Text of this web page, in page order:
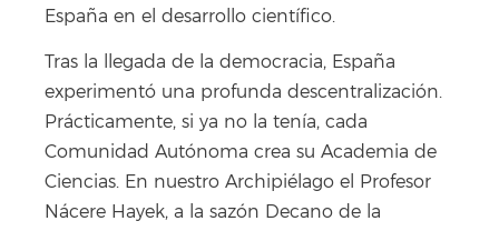
España en el desarrollo científico.
Tras la llegada de la democracia, España
experimentó una profunda descentralización.
Prácticamente, si ya no la tenía, cada
Comunidad Autónoma crea su Academia de
Ciencias. En nuestro Archipiélago el Profesor
Nácere Hayek, a la sazón Decano de la